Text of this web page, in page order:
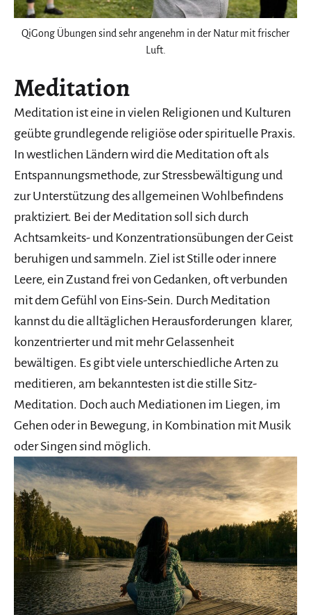
QiGong Übungen sind sehr angenehm in der Natur mit frischer
Luft.
Meditation
Meditation ist eine in vielen Religionen und Kulturen
geübte grundlegende religiöse oder spirituelle Praxis.
In westlichen Ländern wird die Meditation oft als
Entspannungsmethode, zur Stressbewältigung und
zur Unterstützung des allgemeinen Wohlbefindens
praktiziert. Bei der Meditation soll sich durch
Achtsamkeits- und Konzentrationsübungen der Geist
beruhigen und sammeln. Ziel ist Stille oder innere
Leere, ein Zustand frei von Gedanken, oft verbunden
mit dem Gefühl von Eins-Sein. Durch Meditation
kannst du die alltäglichen Herausforderungen klarer,
konzentrierter und mit mehr Gelassenheit
bewältigen. Es gibt viele unterschiedliche Arten zu
meditieren, am bekanntesten ist die stille Sitz-
Meditation. Doch auch Mediationen im Liegen, im
Gehen oder in Bewegung, in Kombination mit Musik
oder Singen sind möglich.